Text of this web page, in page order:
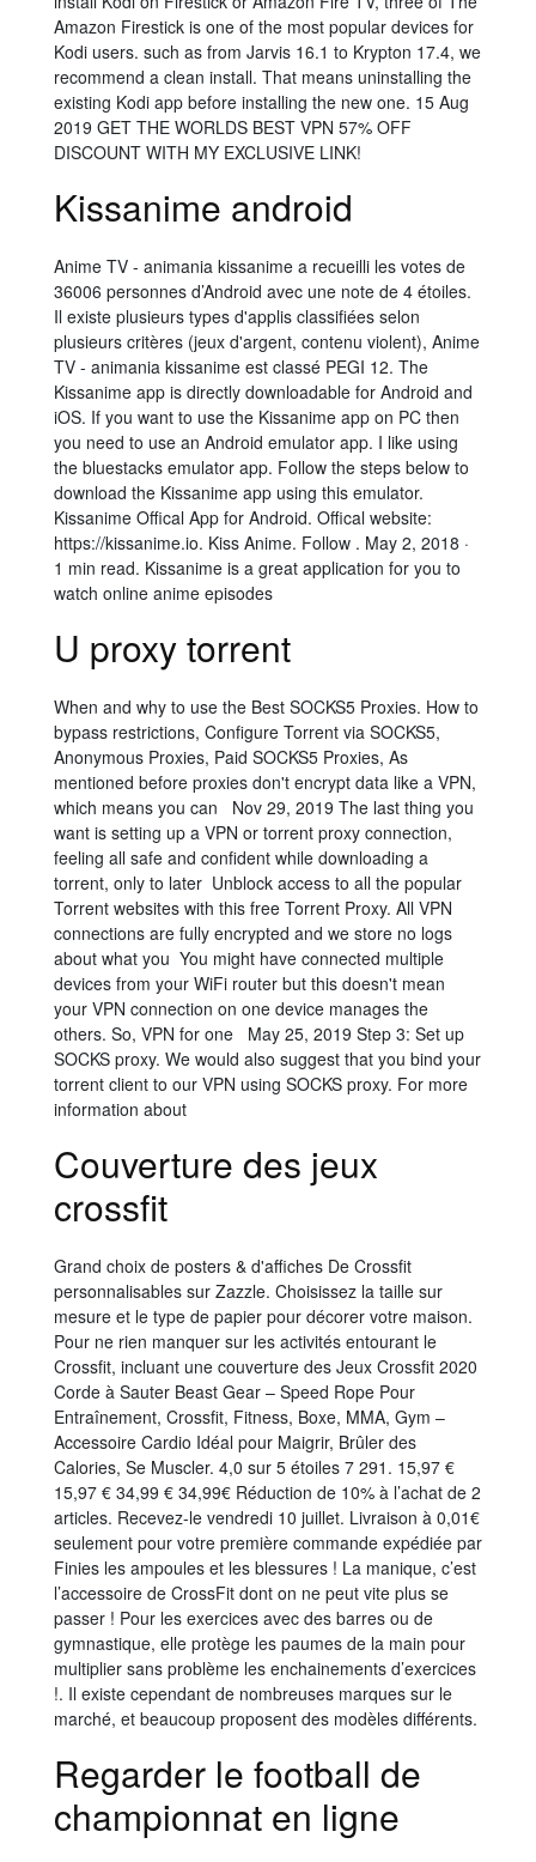
Amazon Firestick is one of the most popular devices for
Kodi users. such as from Jarvis 16.1 to Krypton 17.4, we
recommend a clean install. That means uninstalling the
existing Kodi app before installing the new one. 15 Aug
2019 GET THE WORLDS BEST VPN 57% OFF
DISCOUNT WITH MY EXCLUSIVE LINK!
Kissanime android
Anime TV - animania kissanime a recueilli les votes de
36006 personnes d’Android avec une note de 4 étoiles.
Il existe plusieurs types d'applis classifiées selon
plusieurs critères (jeux d'argent, contenu violent), Anime
TV - animania kissanime est classé PEGI 12. The
Kissanime app is directly downloadable for Android and
iOS. If you want to use the Kissanime app on PC then
you need to use an Android emulator app. I like using
the bluestacks emulator app. Follow the steps below to
download the Kissanime app using this emulator.
Kissanime Offical App for Android. Offical website:
https://kissanime.io. Kiss Anime. Follow . May 2, 2018 ·
1 min read. Kissanime is a great application for you to
watch online anime episodes
U proxy torrent
When and why to use the Best SOCKS5 Proxies. How to
bypass restrictions, Configure Torrent via SOCKS5,
Anonymous Proxies, Paid SOCKS5 Proxies, As
mentioned before proxies don't encrypt data like a VPN,
which means you can Nov 29, 2019 The last thing you
want is setting up a VPN or torrent proxy connection,
feeling all safe and confident while downloading a
torrent, only to later Unblock access to all the popular
Torrent websites with this free Torrent Proxy. All VPN
connections are fully encrypted and we store no logs
about what you You might have connected multiple
devices from your WiFi router but this doesn't mean
your VPN connection on one device manages the
others. So, VPN for one May 25, 2019 Step 3: Set up
SOCKS proxy. We would also suggest that you bind your
torrent client to our VPN using SOCKS proxy. For more
information about
Couverture des jeux
crossfit
Grand choix de posters & d'affiches De Crossfit
personnalisables sur Zazzle. Choisissez la taille sur
mesure et le type de papier pour décorer votre maison.
Pour ne rien manquer sur les activités entourant le
Crossfit, incluant une couverture des Jeux Crossfit 2020
Corde à Sauter Beast Gear – Speed Rope Pour
Entraînement, Crossfit, Fitness, Boxe, MMA, Gym –
Accessoire Cardio Idéal pour Maigrir, Brûler des
Calories, Se Muscler. 4,0 sur 5 étoiles 7 291. 15,97 €
15,97 € 34,99 € 34,99€ Réduction de 10% à l’achat de 2
articles. Recevez-le vendredi 10 juillet. Livraison à 0,01€
seulement pour votre première commande expédiée par
Finies les ampoules et les blessures ! La manique, c’est
l’accessoire de CrossFit dont on ne peut vite plus se
passer ! Pour les exercices avec des barres ou de
gymnastique, elle protège les paumes de la main pour
multiplier sans problème les enchainements d’exercices
!. Il existe cependant de nombreuses marques sur le
marché, et beaucoup proposent des modèles différents.
Regarder le football de
championnat en ligne